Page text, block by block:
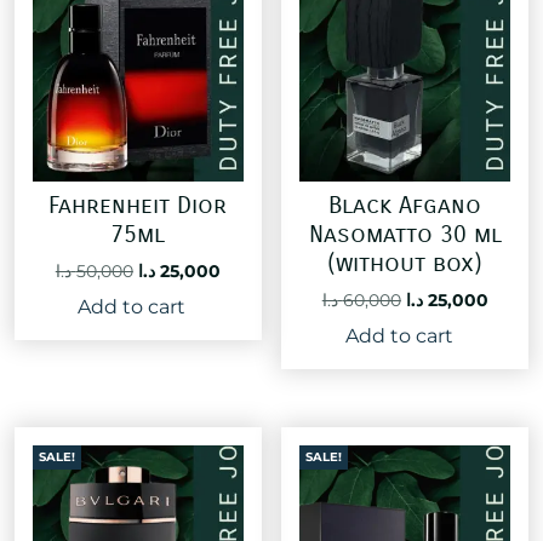
Fahrenheit Dior
75ml
50,000 د.ا
Original
price
25,000 د.ا
Current
Add to cart
Black Afgano
Nasomatto 30 ml
(without box)
60,000 د.ا
Original
price
25,000 د.ا
Add to cart
SALE! SALE!